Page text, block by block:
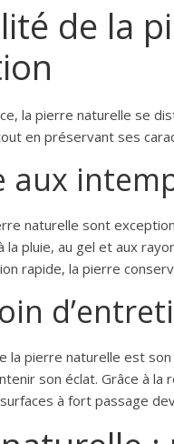
de la
la pierre naturelle se
en préservant ses
aux
naturelle sont
pluie, au gel et aux
rapide, la pierre
la pierre naturelle est son
son éclat. Grâce à
à fort passage